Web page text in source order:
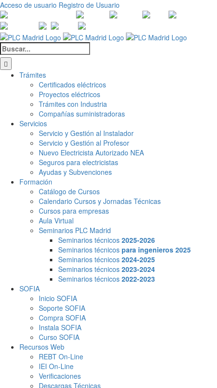
Saltar
al
contenido
Acceso de usuario Registro de Usuario
Canales
de
WhatsApp
Linkedin Youtube Tiktok Facebook
X
Twitch Contacto
Buscar:
Trámites
Certificados eléctricos
Proyectos eléctricos
Trámites con Industria
Compañías suministradoras
Servicios
Servicio y Gestión al Instalador
Servicio y Gestión al Profesor
Nuevo Electricista Autorizado NEA
Seguros para electricistas
Ayudas y Subvenciones
Formación
Catálogo de Cursos
Calendario Cursos y Jornadas Técnicas
Cursos para empresas
Aula Virtual
Seminarios PLC Madrid
Seminarios técnicos 2025-2026
Seminarios técnicos para ingenieros 2025
Seminarios técnicos 2024-2025
Seminarios técnicos 2023-2024
Seminarios técnicos 2022-2023
SOFIA
Inicio SOFIA
Soporte SOFIA
Compra SOFIA
Instala SOFIA
Curso SOFIA
Recursos Web
REBT On-Line
IEI On-Line
Verificaciones
Descargas Técnicas